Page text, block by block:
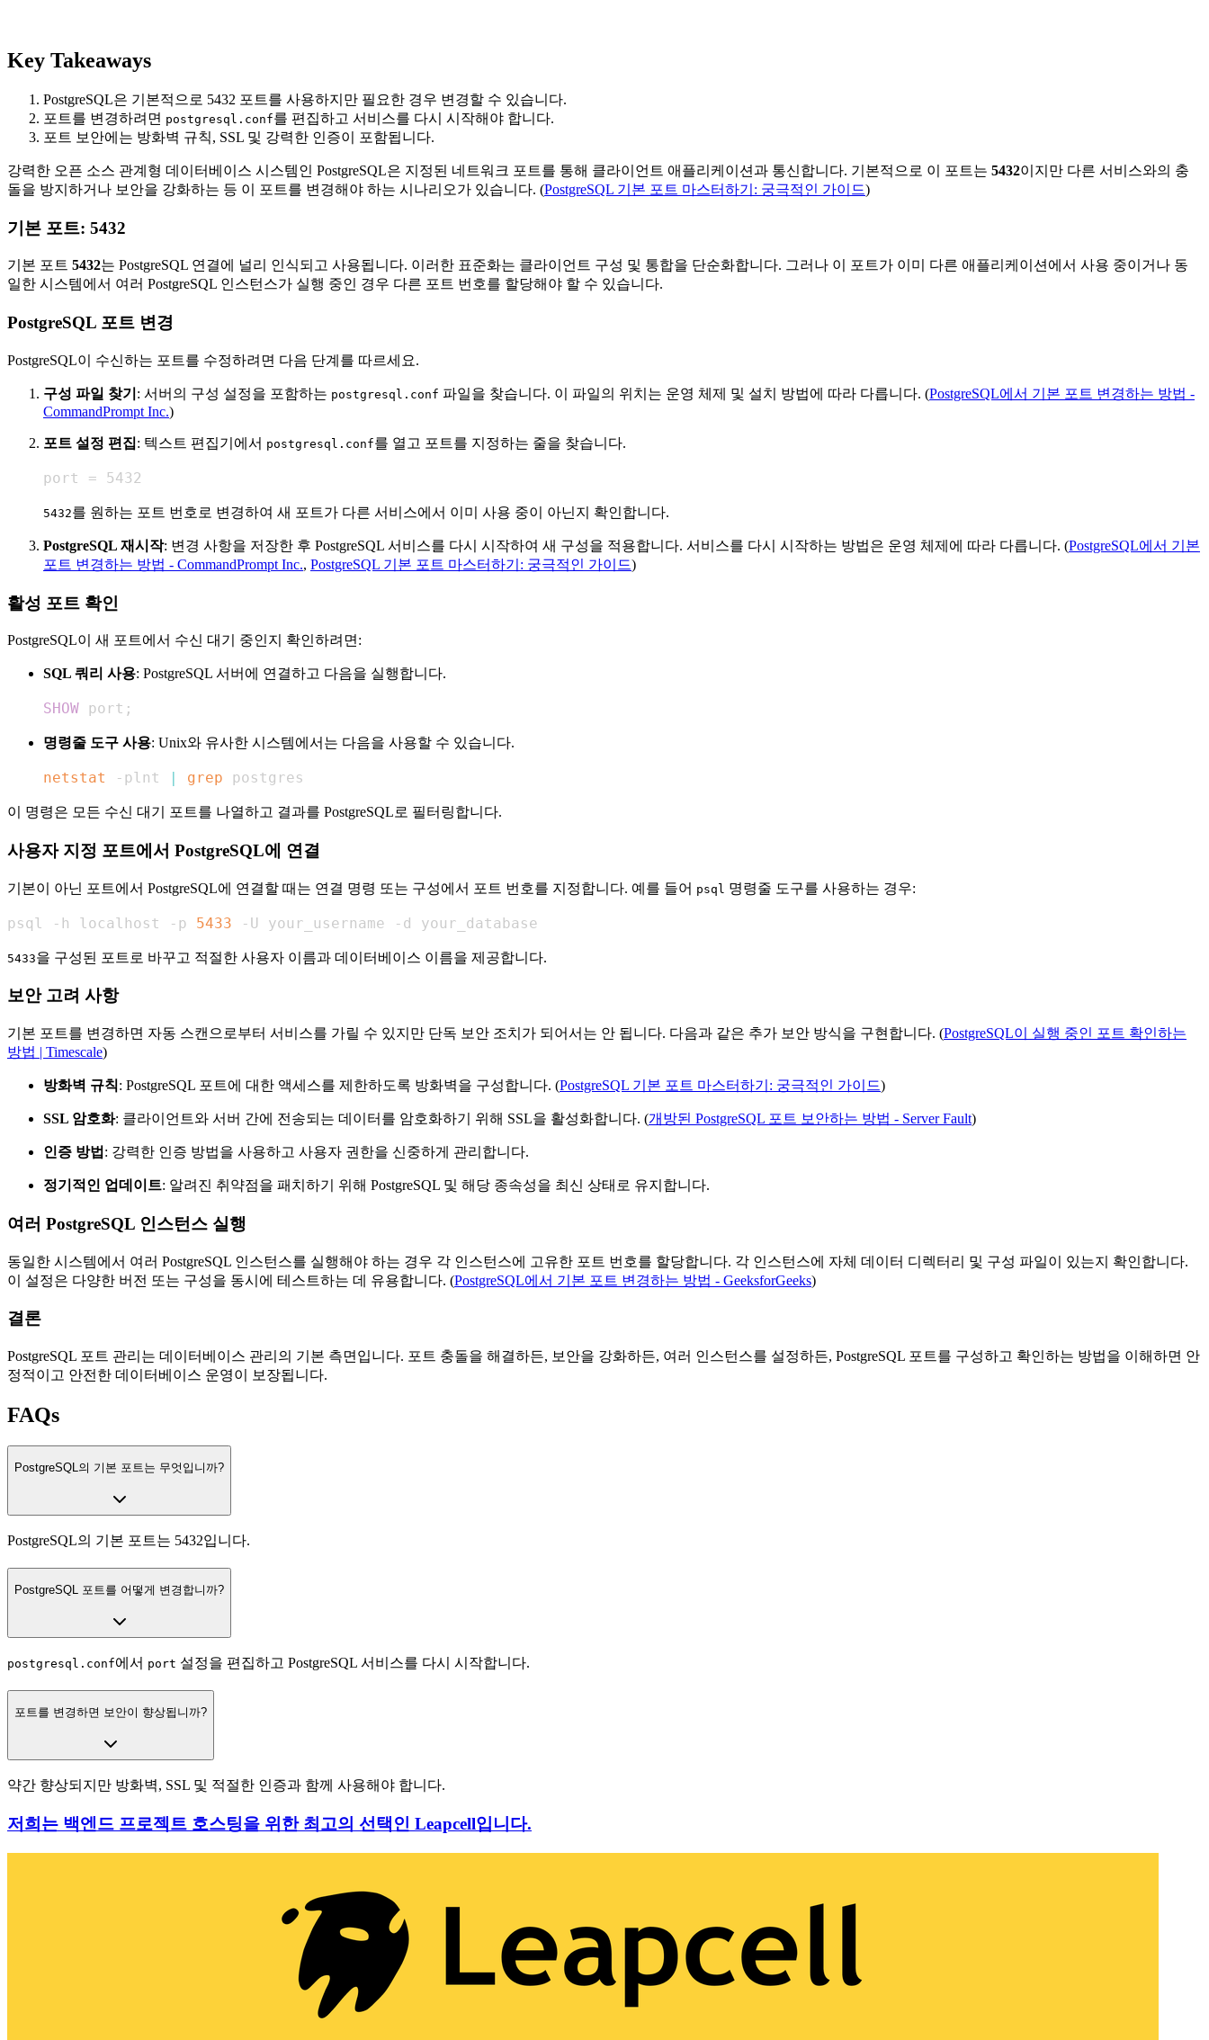
Key Takeaways
PostgreSQL은 기본적으로 5432 포트를 사용하지만 필요한 경우 변경할 수 있습니다.
포트를 변경하려면 postgresql.conf를 편집하고 서비스를 다시 시작해야 합니다.
포트 보안에는 방화벽 규칙, SSL 및 강력한 인증이 포함됩니다.
강력한 오픈 소스 관계형 데이터베이스 시스템인 PostgreSQL은 지정된 네트워크 포트를 통해 클라이언트 애플리케이션과 통신합니다. 기본적으로 이 포트는 5432이지만 다른 서비스와의 충
돌을 방지하거나 보안을 강화하는 등 이 포트를 변경해야 하는 시나리오가 있습니다. (PostgreSQL 기본 포트 마스터하기: 궁극적인 가이드)
기본 포트: 5432
기본 포트 5432는 PostgreSQL 연결에 널리 인식되고 사용됩니다. 이러한 표준화는 클라이언트 구성 및 통합을 단순화합니다. 그러나 이 포트가 이미 다른 애플리케이션에서 사용 중이거나 동
일한 시스템에서 여러 PostgreSQL 인스턴스가 실행 중인 경우 다른 포트 번호를 할당해야 할 수 있습니다.
PostgreSQL 포트 변경
PostgreSQL이 수신하는 포트를 수정하려면 다음 단계를 따르세요.
구성 파일 찾기 : 서버의 구성 설정을 포함하는 postgresql.conf 파일을 찾습니다. 이 파일의 위치는 운영 체제 및 설치 방법에 따라 다릅니다. (PostgreSQL에서 기본 포트 변경하는 방법 -
CommandPrompt Inc.)
포트 설정 편집: 텍스트 편집기에서 postgresql.conf를 열고 포트를 지정하는 줄을 찾습니다.
port = 5432
5432를 원하는 포트 번호로 변경하여 새 포트가 다른 서비스에서 이미 사용 중이 아닌지 확인합니다.
PostgreSQL 재시작: 변경 사항을 저장한 후 PostgreSQL 서비스를 다시 시작하여 새 구성을 적용합니다. 서비스를 다시 시작하는 방법은 운영 체제에 따라 다릅니다. (PostgreSQL에서 기본
포트 변경하는 방법 - CommandPrompt Inc., PostgreSQL 기본 포트 마스터하기: 궁극적인 가이드)
활성 포트 확인
PostgreSQL이 새 포트에서 수신 대기 중인지 확인하려면:
SQL 쿼리 사용: PostgreSQL 서버에 연결하고 다음을 실행합니다.
SHOW port ;
명령줄 도구 사용: Unix와 유사한 시스템에서는 다음을 사용할 수 있습니다.
netstat -plnt grep postgres
이 명령은 모든 수신 대기 포트를 나열하고 결과를 PostgreSQL로 필터링합니다.
사용자 지정 포트에서 PostgreSQL에 연결
기본이 아닌 포트에서 PostgreSQL에 연결할 때는 연결 명령 또는 구성에서 포트 번호를 지정합니다. 예를 들어 psql 명령줄 도구를 사용하는 경우:
psql -h localhost -p 5433 -U your_username -d your_database
5433을 구성된 포트로 바꾸고 적절한 사용자 이름과 데이터베이스 이름을 제공합니다.
보안 고려 사항
기본 포트를 변경하면 자동 스캔으로부터 서비스를 가릴 수 있지만 단독 보안 조치가 되어서는 안 됩니다. 다음과 같은 추가 보안 방식을 구현합니다. (PostgreSQL이 실행 중인 포트 확인하는
방법 | Timescale)
방화벽 규칙: PostgreSQL 포트에 대한 액세스를 제한하도록 방화벽을 구성합니다. (PostgreSQL 기본 포트 마스터하기: 궁극적인 가이드)
SSL 암호화: 클라이언트와 서버 간에 전송되는 데이터를 암호화하기 위해 SSL을 활성화합니다. (개방된 PostgreSQL 포트 보안하는 방법 - Server Fault)
인증 방법 : 강력한 인증 방법을 사용하고 사용자 권한을 신중하게 관리합니다.
정기적인 업데이트: 알려진 취약점을 패치하기 위해 PostgreSQL 및 해당 종속성을 최신 상태로 유지합니다.
여러 PostgreSQL 인스턴스 실행
동일한 시스템에서 여러 PostgreSQL 인스턴스를 실행해야 하는 경우 각 인스턴스에 고유한 포트 번호를 할당합니다. 각 인스턴스에 자체 데이터 디렉터리 및 구성 파일이 있는지 확인합니다.
이 설정은 다양한 버전 또는 구성을 동시에 테스트하는 데 유용합니다. (PostgreSQL에서 기본 포트 변경하는 방법 - GeeksforGeeks)
결론
PostgreSQL 포트 관리는 데이터베이스 관리의 기본 측면입니다. 포트 충돌을 해결하든, 보안을 강화하든, 여러 인스턴스를 설정하든, PostgreSQL 포트를 구성하고 확인하는 방법을 이해하면 안
정적이고 안전한 데이터베이스 운영이 보장됩니다.
FAQs
PostgreSQL의 기본 포트는 무엇입니까?
PostgreSQL의 기본 포트는 5432입니다.
PostgreSQL 포트를 어떻게 변경합니까?
postgresql.conf에서 port 설정을 편집하고 PostgreSQL 서비스를 다시 시작합니다.
포트를 변경하면 보안이 향상됩니까?
약간 향상되지만 방화벽, SSL 및 적절한 인증과 함께 사용해야 합니다.
저희는 백엔드 프로젝트 호스팅을 위한 최고의 선택인 Leapcell입니다.